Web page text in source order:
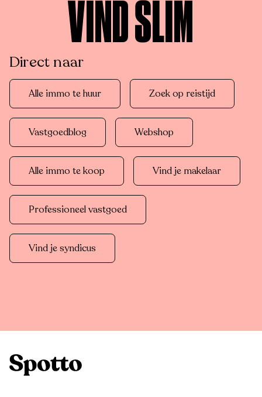
VIND SLIM
Direct naar
Alle immo te huur Zoek op reistijd
Vastgoedblog Webshop
Alle immo te koop Vind je makelaar
Professioneel vastgoed
Vind je syndicus